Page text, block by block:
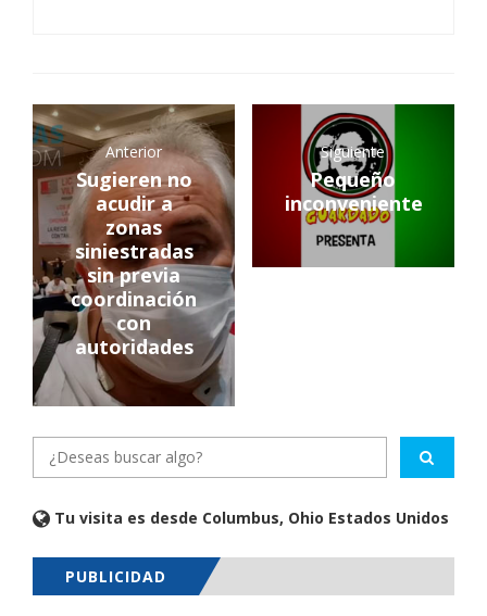
Anterior
Sugieren no
acudir a
zonas
siniestradas
sin previa
coordinación
con
autoridades
Siguiente
Pequeño
inconveniente
Tu visita es desde Columbus, Ohio Estados Unidos
PUBLICIDAD